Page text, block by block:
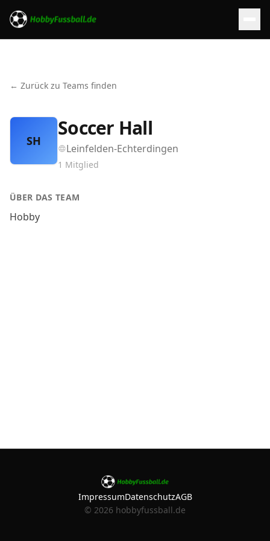
← Zurück zu Teams finden
SH
Soccer Hall
Leinfelden-Echterdingen
1 Mitglied
ÜBER DAS TEAM
Hobby
ImpressumDatenschutzAGB
© 2026 hobbyfussball.de